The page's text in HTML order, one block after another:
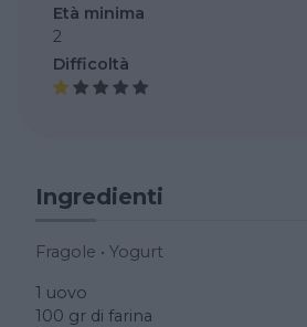
Età minima
2
Difficoltà
Ingredienti
Fragole • Yogurt
1 uovo
100 gr di farina